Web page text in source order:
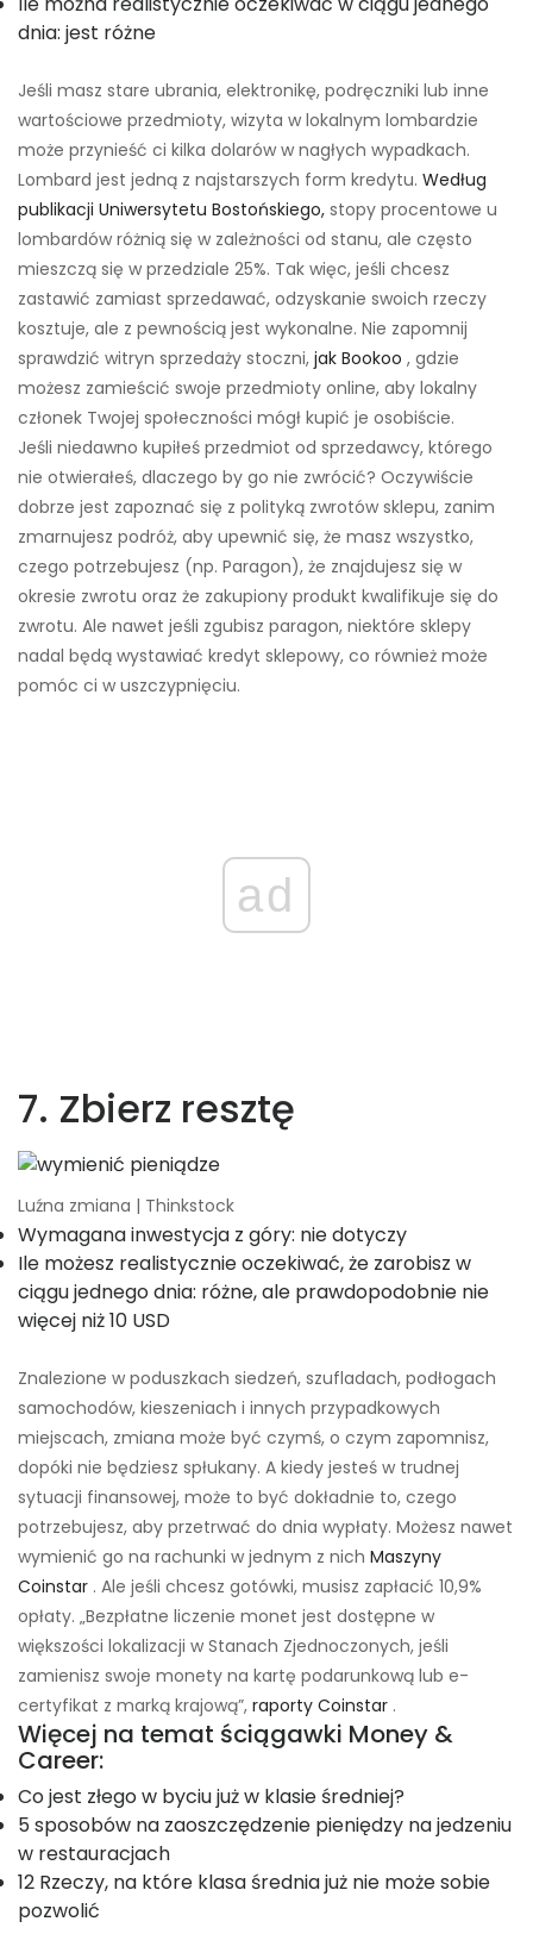
dnia: jest różne
Jeśli masz stare ubrania, elektronikę, podręczniki lub inne
wartościowe przedmioty, wizyta w lokalnym lombardzie
może przynieść ci kilka dolarów w nagłych wypadkach.
Lombard jest jedną z najstarszych form kredytu. Według
publikacji Uniwersytetu Bostońskiego, stopy procentowe u
lombardów różnią się w zależności od stanu, ale często
mieszczą się w przedziale 25%. Tak więc, jeśli chcesz
zastawić zamiast sprzedawać, odzyskanie swoich rzeczy
kosztuje, ale z pewnością jest wykonalne. Nie zapomnij
sprawdzić witryn sprzedaży stoczni, jak Bookoo , gdzie
możesz zamieścić swoje przedmioty online, aby lokalny
członek Twojej społeczności mógł kupić je osobiście.
Jeśli niedawno kupiłeś przedmiot od sprzedawcy, którego
nie otwierałeś, dlaczego by go nie zwrócić? Oczywiście
dobrze jest zapoznać się z polityką zwrotów sklepu, zanim
zmarnujesz podróż, aby upewnić się, że masz wszystko,
czego potrzebujesz (np. Paragon), że znajdujesz się w
okresie zwrotu oraz że zakupiony produkt kwalifikuje się do
zwrotu. Ale nawet jeśli zgubisz paragon, niektóre sklepy
nadal będą wystawiać kredyt sklepowy, co również może
pomóc ci w uszczypnięciu.
ad
7. Zbierz resztę
Luźna zmiana | Thinkstock
Wymagana inwestycja z góry: nie dotyczy
Ile możesz realistycznie oczekiwać, że zarobisz w
ciągu jednego dnia: różne, ale prawdopodobnie nie
więcej niż 10 USD
Znalezione w poduszkach siedzeń, szufladach, podłogach
samochodów, kieszeniach i innych przypadkowych
miejscach, zmiana może być czymś, o czym zapomnisz,
dopóki nie będziesz spłukany. A kiedy jesteś w trudnej
sytuacji finansowej, może to być dokładnie to, czego
potrzebujesz, aby przetrwać do dnia wypłaty. Możesz nawet
wymienić go na rachunki w jednym z nich Maszyny
Coinstar . Ale jeśli chcesz gotówki, musisz zapłacić 10,9%
opłaty. „Bezpłatne liczenie monet jest dostępne w
większości lokalizacji w Stanach Zjednoczonych, jeśli
zamienisz swoje monety na kartę podarunkową lub e-
certyfikat z marką krajową”, raporty Coinstar .
Więcej na temat ściągawki Money &
Career:
Co jest złego w byciu już w klasie średniej?
5 sposobów na zaoszczędzenie pieniędzy na jedzeniu
w restauracjach
12 Rzeczy, na które klasa średnia już nie może sobie
pozwolić